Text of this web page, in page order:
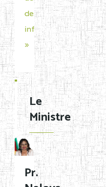
des
infrastructures
»
Le
Ministre
Pr.